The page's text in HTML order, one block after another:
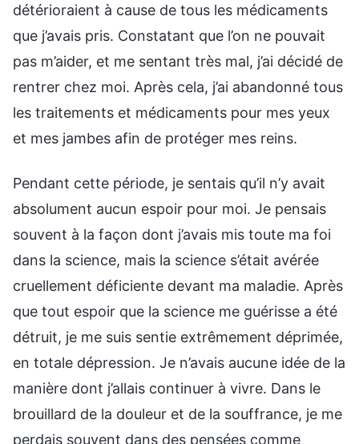
détérioraient à cause de tous les médicaments
que j’avais pris. Constatant que l’on ne pouvait
pas m’aider, et me sentant très mal, j’ai décidé de
rentrer chez moi. Après cela, j’ai abandonné tous
les traitements et médicaments pour mes yeux
et mes jambes afin de protéger mes reins.
Pendant cette période, je sentais qu’il n’y avait
absolument aucun espoir pour moi. Je pensais
souvent à la façon dont j’avais mis toute ma foi
dans la science, mais la science s’était avérée
cruellement déficiente devant ma maladie. Après
que tout espoir que la science me guérisse a été
détruit, je me suis sentie extrêmement déprimée,
en totale dépression. Je n’avais aucune idée de la
manière dont j’allais continuer à vivre. Dans le
brouillard de la douleur et de la souffrance, je me
perdais souvent dans des pensées comme